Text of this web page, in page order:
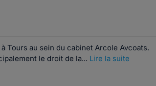
Tours au sein du cabinet Arcole Avcoats.
le droit de la... Lire la suite